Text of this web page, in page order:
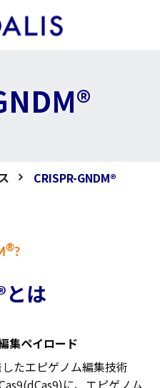
CRISPR-GNDM®
®?
は
集ペイロード
たエピゲノム編集技術
に、エピゲノム